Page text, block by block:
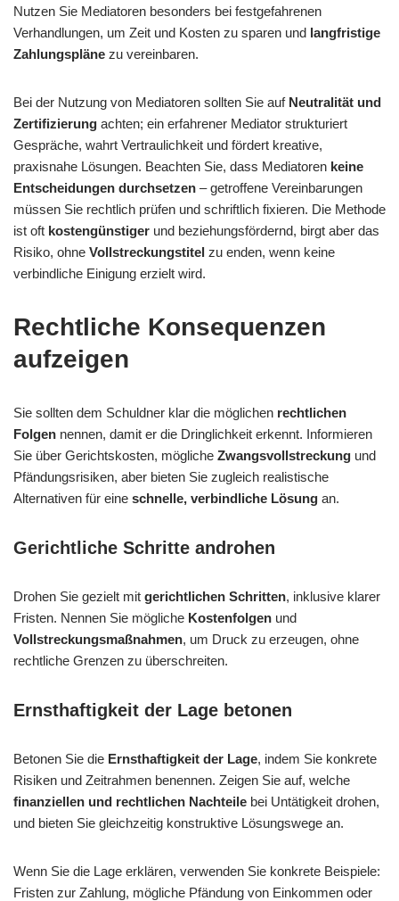
Nutzen Sie Mediatoren besonders bei festgefahrenen
Verhandlungen, um Zeit und Kosten zu sparen und langfristige
Zahlungspläne zu vereinbaren.
Bei der Nutzung von Mediatoren sollten Sie auf Neutralität und
Zertifizierung achten; ein erfahrener Mediator strukturiert
Gespräche, wahrt Vertraulichkeit und fördert kreative,
praxisnahe Lösungen. Beachten Sie, dass Mediatoren keine
Entscheidungen durchsetzen – getroffene Vereinbarungen
müssen Sie rechtlich prüfen und schriftlich fixieren. Die Methode
ist oft kostengünstiger und beziehungsfördernd, birgt aber das
Risiko, ohne Vollstreckungstitel zu enden, wenn keine
verbindliche Einigung erzielt wird.
Rechtliche Konsequenzen
aufzeigen
Sie sollten dem Schuldner klar die möglichen rechtlichen
Folgen nennen, damit er die Dringlichkeit erkennt. Informieren
Sie über Gerichtskosten, mögliche Zwangsvollstreckung und
Pfändungsrisiken, aber bieten Sie zugleich realistische
Alternativen für eine schnelle, verbindliche Lösung an.
Gerichtliche Schritte androhen
Drohen Sie gezielt mit gerichtlichen Schritten, inklusive klarer
Fristen. Nennen Sie mögliche Kostenfolgen und
Vollstreckungsmaßnahmen, um Druck zu erzeugen, ohne
rechtliche Grenzen zu überschreiten.
Ernsthaftigkeit der Lage betonen
Betonen Sie die Ernsthaftigkeit der Lage, indem Sie konkrete
Risiken und Zeitrahmen benennen. Zeigen Sie auf, welche
finanziellen und rechtlichen Nachteile bei Untätigkeit drohen,
und bieten Sie gleichzeitig konstruktive Lösungswege an.
Wenn Sie die Lage erklären, verwenden Sie konkrete Beispiele:
Fristen zur Zahlung, mögliche Pfändung von Einkommen oder